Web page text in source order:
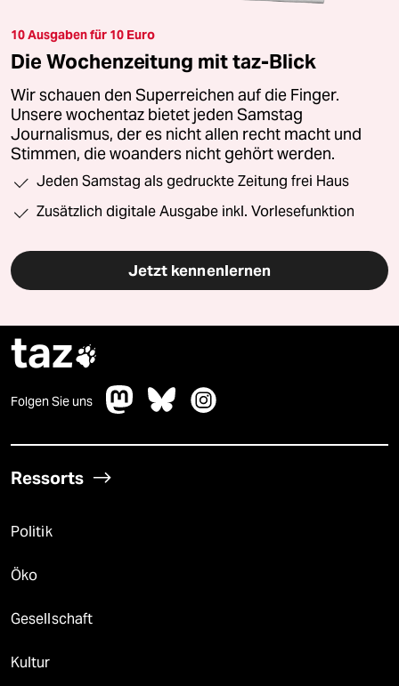
10 Ausgaben für 10 Euro
Die Wochenzeitung mit taz-Blick
Wir schauen den Superreichen auf die Finger.
Unsere wochentaz bietet jeden Samstag
Journalismus, der es nicht allen recht macht und
Stimmen, die woanders nicht gehört werden.
Jeden Samstag als gedruckte Zeitung frei Haus
Zusätzlich digitale Ausgabe inkl. Vorlesefunktion
Jetzt kennenlernen
taz
Folgen Sie uns
Ressorts
Politik
Öko
Gesellschaft
Kultur